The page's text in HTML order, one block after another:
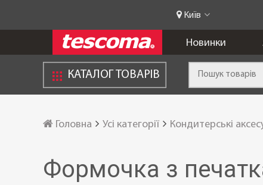
Київ
Новинки
КАТАЛОГ ТОВАРІВ
Головна Усі категорії Кондитерські
Формочка з